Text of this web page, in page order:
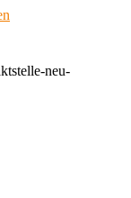
neu-